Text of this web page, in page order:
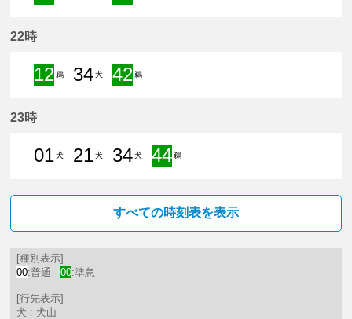
22時
12 鵜
34犬
42 鵜
23時
01犬
21犬
34犬
44 鵜
すべての時刻表を表示
[種別表示]
00:普通 00:準急
[行先表示]
犬 : 犬山